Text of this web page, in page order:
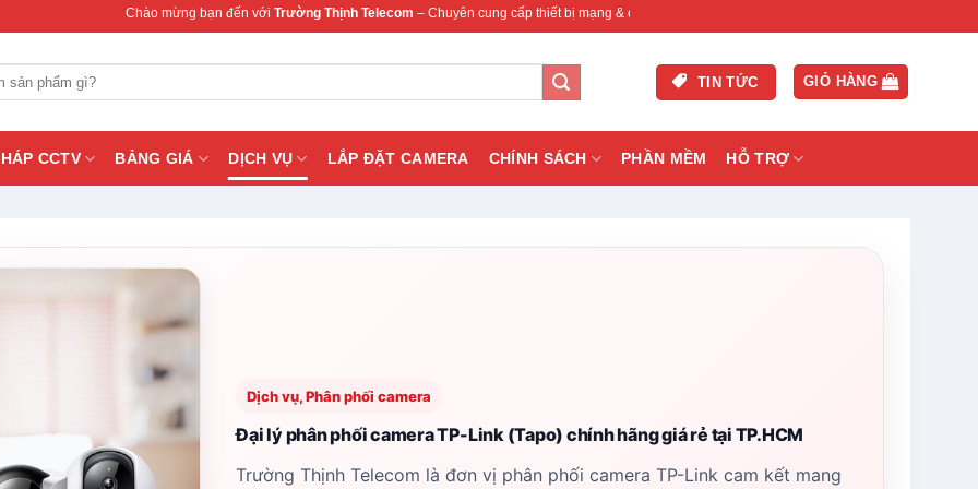
Chào mừng bạn đến vớiTrường Thịnh Telecom– Chuyên cung cấp thiết bị mạng & camera chính hãng, bảo hành , hỗ trợ nhanh.
TIN TỨC GIỎ HÀNG
CCTV BẢNG GIÁ DỊCH VỤ LẮP ĐẶT CAMERA CHÍNH SÁCH PHẦN MỀM HỖ TRỢ
Dịch vụ, Phân phối camera
Đại lý phân phối camera TP-Link (Tapo) chính hãng giá rẻ tại TP.HCM
Trường Thịnh Telecom là đơn vị phân phối camera TP-Link cam kết mang